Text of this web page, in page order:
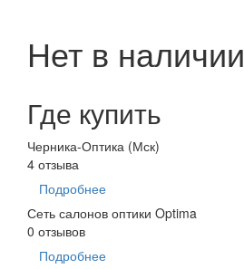
Нет в наличии
Где купить
Черника-Оптика (Мск)
4 отзыва
Подробнее
Сеть салонов оптики Optima
0 отзывов
Подробнее